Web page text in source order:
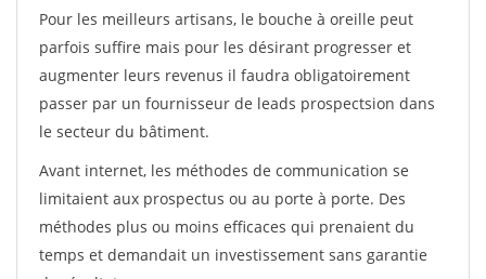
Pour les meilleurs artisans, le bouche à oreille peut
parfois suffire mais pour les désirant progresser et
augmenter leurs revenus il faudra obligatoirement
passer par un fournisseur de leads prospectsion dans
le secteur du bâtiment.
Avant internet, les méthodes de communication se
limitaient aux prospectus ou au porte à porte. Des
méthodes plus ou moins efficaces qui prenaient du
temps et demandait un investissement sans garantie